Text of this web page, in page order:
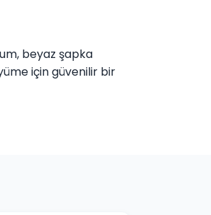
beyaz şapka
için güvenilir bir